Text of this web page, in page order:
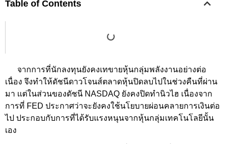
Table of Contents
จากการที่นักลงทุนยังคงเทขายหุ้นกลุ่มพลังงานอย่างต่อ
เนื่อง จึงทำให้ดัชนีดาวโจนส์ตลาดหุ้นปิดลบไปในช่วงคืนที่ผ่าน
มา แต่ในส่วนของดัชนี NASDAQ ยังคงปิดทำนิวไฮ เนื่องจาก
การที่ FED ประกาศว่าจะยังคงใช้นโยบายผ่อนคลายการเงินต่อ
ไป ประกอบกับการที่ได้รับแรงหนุนจากหุ้นกลุ่มเทคโนโลยีนั้น
เอง